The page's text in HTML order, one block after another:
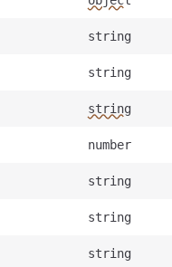
string
string
string
number
string
string
string